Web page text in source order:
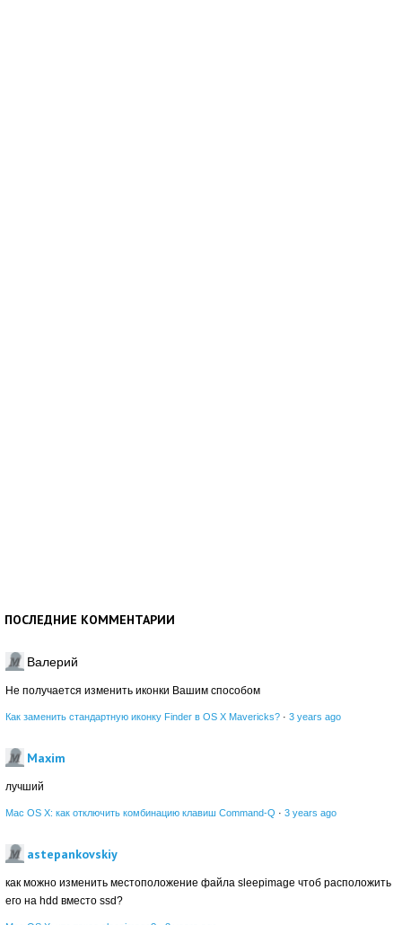
ПОСЛЕДНИЕ КОММЕНТАРИИ
Валерий
Не получается изменить иконки Вашим способом
Как заменить стандартную иконку Finder в OS X Mavericks? · 3 years ago
Maxim
лучший
Mac OS X: как отключить комбинацию клавиш Command-Q · 3 years ago
astepankovskiy
как можно изменить местоположение файла sleepimage чтоб расположить
его на hdd вместо ssd?